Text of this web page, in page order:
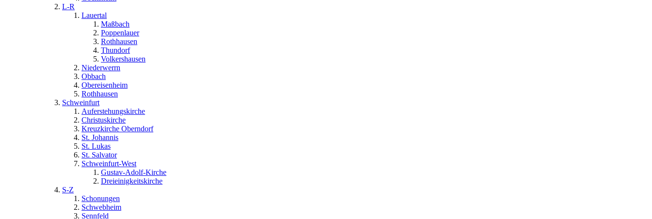
L-R
Lauertal
Maßbach
Poppenlauer
Rothhausen
Thundorf
Volkershausen
Niederwerrn
Obbach
Obereisenheim
Rothhausen
Schweinfurt
Auferstehungskirche
Christuskirche
Kreuzkirche Oberndorf
St. Johannis
St. Lukas
St. Salvator
Schweinfurt-West
Gustav-Adolf-Kirche
Dreieinigkeitskirche
S-Z
Schonungen
Schwebheim
Sennfeld